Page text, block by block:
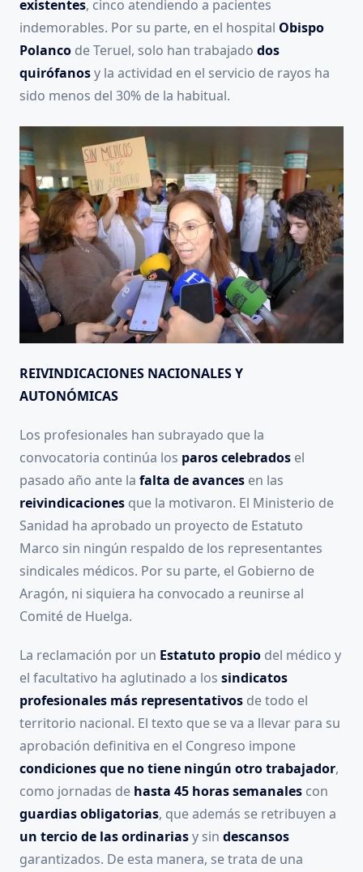
existentes, cinco atendiendo a pacientes
indemorables. Por su parte, en el hospital Obispo
Polanco de Teruel, solo han trabajado dos
quirófanosy la actividad en el servicio de rayos ha
sido menos del 30% de la habitual.
REIVINDICACIONES NACIONALES Y
AUTONÓMICAS
Los profesionales han subrayado que la
convocatoria continúa los paros celebrados el
pasado año ante la falta de avances en las
reivindicaciones que la motivaron. El Ministerio de
Sanidad ha aprobado un proyecto de Estatuto
Marco sin ningún respaldo de los representantes
sindicales médicos. Por su parte, el Gobierno de
Aragón, ni siquiera ha convocado a reunirse al
Comité de Huelga.
La reclamación por un Estatuto propio del médico y
el facultativo ha aglutinado a los sindicatos
profesionales más representativos de todo el
territorio nacional. El texto que se va a llevar para su
aprobación definitiva en el Congreso impone
condiciones que no tiene ningún otro trabajador,
como jornadas de hasta 45 horas semanales con
guardias obligatorias, que además se retribuyen a
un terciode las ordinariasy sin descansos
garantizados. De esta manera, se trata de una